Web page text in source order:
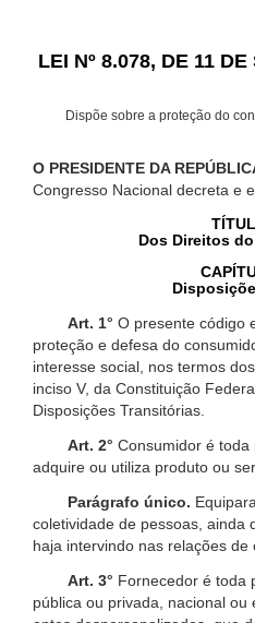
LEI Nº 8.078, DE 11
Dispõe sobre a proteção do
O PRESIDENTE DA
Congresso Nacional decreta e
Dos Direitos
Art. 1° O presente código
proteção e defesa do
interesse social, nos termos
inciso V, da Constituição
Disposições Transitórias.
Art. 2° Consumidor é
adquire ou utiliza produto ou
Parágrafo único.
coletividade de pessoas, ainda
haja intervindo nas relações de
Art. 3° Fornecedor é toda
pública ou privada, nacional